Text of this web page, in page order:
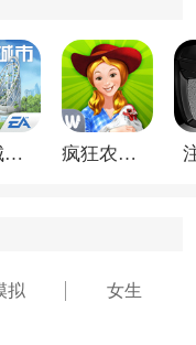
，您可以控制高中女
以在这里体验高中
然，女孩在游戏中
模拟城市我是巿长联机版 疯狂农场3美国派19
拟 女生